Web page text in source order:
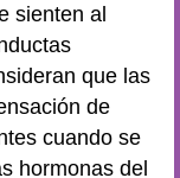
sienten al
que las
de
cuando se
hormonas del